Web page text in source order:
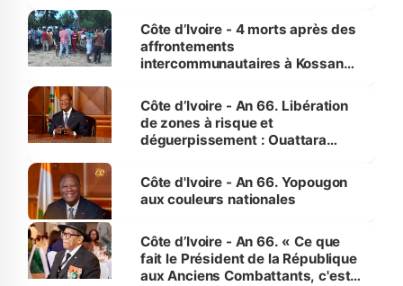
générations futures »
Côte d’Ivoire - 4 morts après des
affrontements
intercommunautaires à Kossandji
milieu des sinistrés
Côte d’Ivoire - An 66. Libération
de zones à risque et
déguerpissement : Ouattara
l'Etat de droit pour préserver les
vies humaines »
Côte d'Ivoire - An 66. Yopougon
aux couleurs nationales
Côte d’Ivoire - An 66. « Ce que
fait le Président de la République
aux Anciens Combattants, c'est